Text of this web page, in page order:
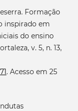
Formação
inspirado em
do ensino
v. 5, n. 13,
. Acesso em 25